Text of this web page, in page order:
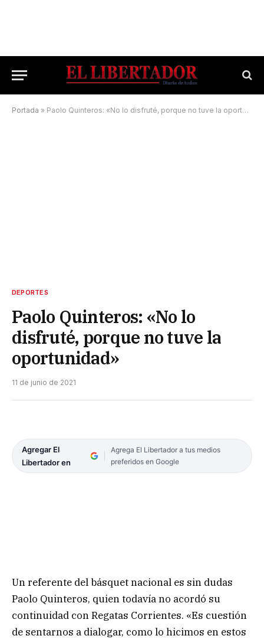
Portada » Paolo Quinteros: «No lo disfruté, porque no tuve la oportunidad»
DEPORTES
Paolo Quinteros: «No lo
disfruté, porque no tuve la
oportunidad»
11 de junio de 2021
Agregar El
Libertador en
Agrega El Libertador a tus medios
preferidos en Google
Un referente del básquet nacional es sin dudas
Paolo Quinteros, quien todavía no acordó su
continuidad con Regatas Corrientes. «Es cuestión
de sentarnos a dialogar, como lo hicimos en estos